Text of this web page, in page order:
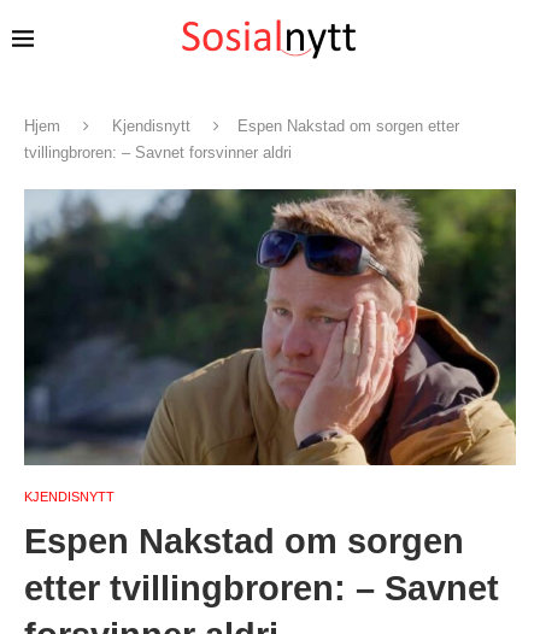
Hjem Kjendisnytt
Espen Nakstad om sorgen etter
tvillingbroren: – Savnet forsvinner aldri
KJENDISNYTT
Espen Nakstad om sorgen
etter tvillingbroren: – Savnet